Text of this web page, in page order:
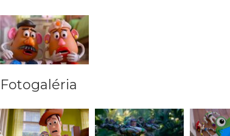
Fotogaléria